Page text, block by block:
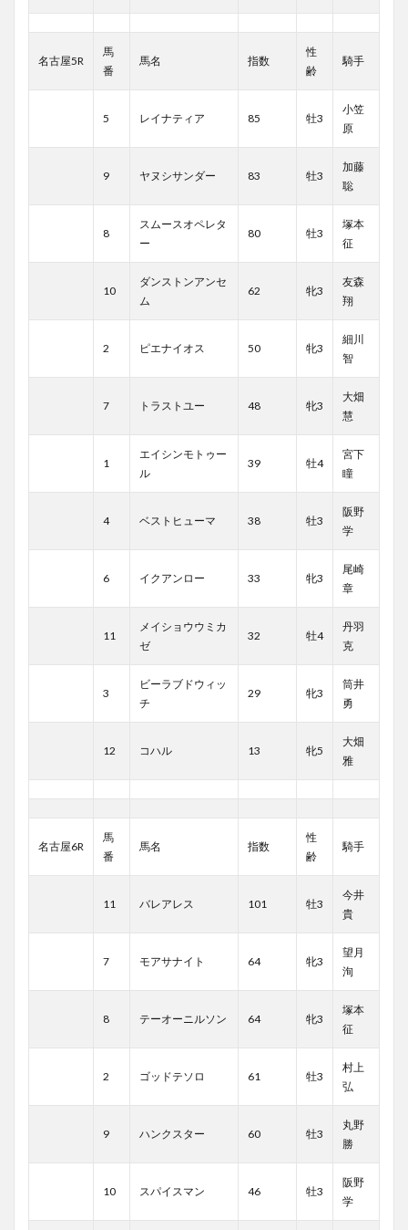
名古屋5R
馬
番
馬名 指数
性
齢
騎手
5 レイナティア 85 牡3
小笠
原
9 ヤヌシサンダー 83 牡3
加藤
聡
8
スムースオペレタ
ー
80 牡3
塚本
征
10
ダンストンアンセ
ム
62 牝3
友森
翔
2 ピエナイオス 50 牝3
細川
智
7 トラストユー 48 牝3
大畑
慧
1
エイシンモトゥー
ル
39 牡4
宮下
瞳
4 ベストヒューマ 38 牡3
阪野
学
6 イクアンロー 33 牝3
尾崎
章
11
メイショウウミカ
ゼ
32 牡4
丹羽
克
3
ビーラブドウィッ
チ
29 牝3
筒井
勇
12 コハル 13 牝5
大畑
雅
名古屋6R
馬
番
馬名 指数
性
齢
騎手
11 バレアレス 101 牡3
今井
貴
7 モアサナイト 64 牝3
望月
洵
8 テーオーニルソン 64 牝3
塚本
征
2 ゴッドテソロ 61 牡3
村上
弘
9 ハンクスター 60 牡3
丸野
勝
10 スパイスマン 46 牡3
阪野
学